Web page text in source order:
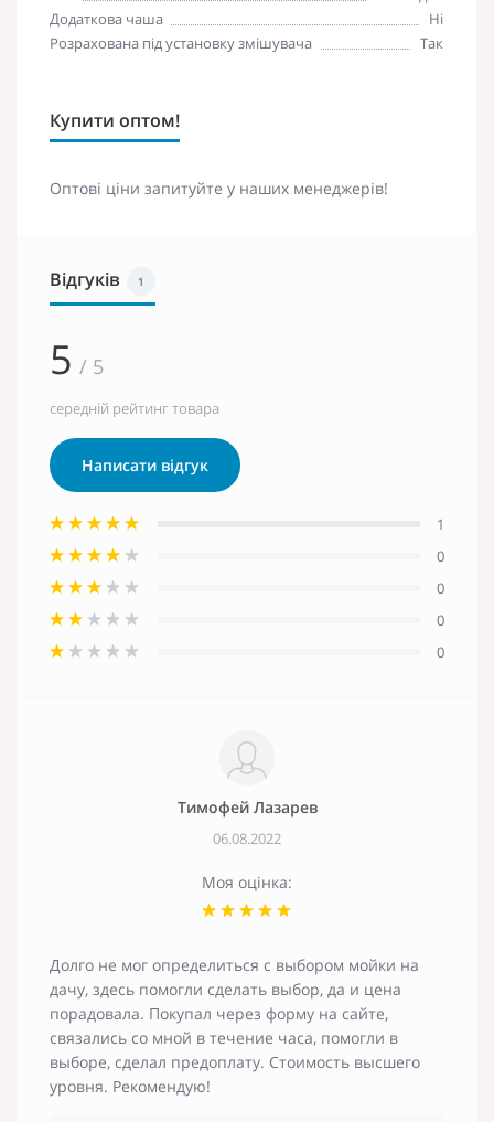
Додаткова чаша
Ні
Розрахована під установку змішувача
Так
Купити оптом!
Оптові ціни запитуйте у наших менеджерів!
Відгуків 1
5 / 5
середній рейтинг товара
Написати відгук
1
0
0
0
0
Тимофей Лазарев
06.08.2022
Моя оцінка:
Долго не мог определиться с выбором мойки на
дачу, здесь помогли сделать выбор, да и цена
порадовала. Покупал через форму на сайте,
связались со мной в течение часа, помогли в
выборе, сделал предоплату. Стоимость высшего
уровня. Рекомендую!